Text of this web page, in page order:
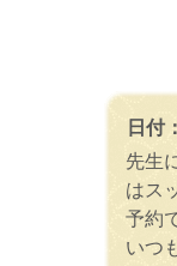
日付：
先生
はス
予約
いつ